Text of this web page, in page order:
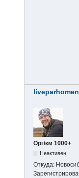
Орг/км 1000+
Неактивен
Откуда: